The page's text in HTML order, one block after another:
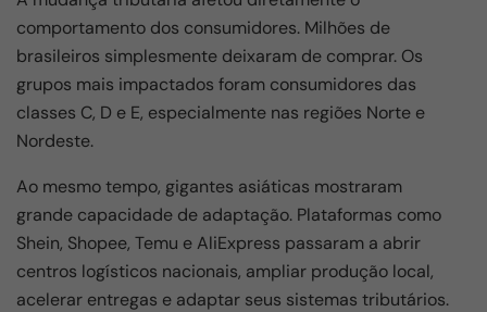
comportamento dos consumidores. Milhões de
brasileiros simplesmente deixaram de comprar. Os
grupos mais impactados foram consumidores das
classes C, D e E, especialmente nas regiões Norte e
Nordeste.
Ao mesmo tempo, gigantes asiáticas mostraram
grande capacidade de adaptação. Plataformas como
Shein, Shopee, Temu e AliExpress passaram a abrir
centros logísticos nacionais, ampliar produção local,
acelerar entregas e adaptar seus sistemas tributários.